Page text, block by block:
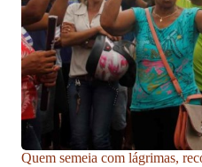
Quem semeia com lágrimas,